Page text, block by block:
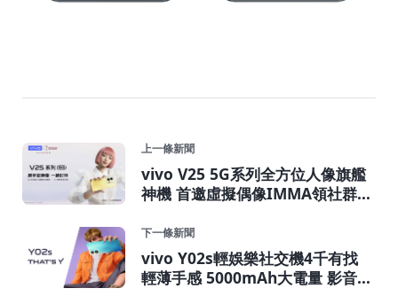
上一條新聞
vivo V25 5G系列全方位人像旗艦
神機 首邀虛擬偶像IMMA領社群玩
下一條新聞
vivo Y02s輕娛樂社交機4千有找
輕薄手感 5000mAh大電量 影音續